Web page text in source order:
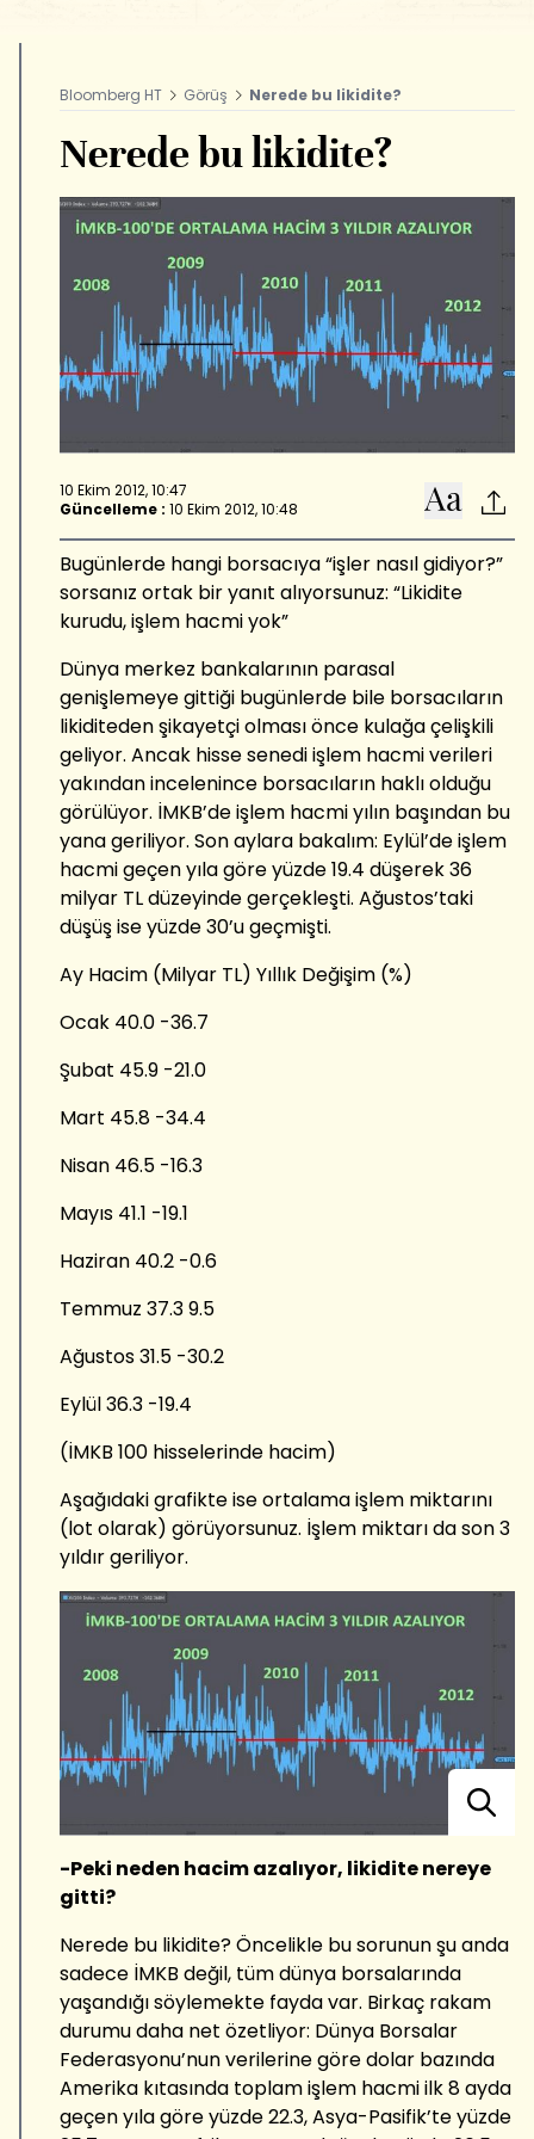
Bloomberg HT Görüş Nerede bu likidite?
Nerede bu likidite?
10 Ekim 2012, 10:47
Güncelleme : 10 Ekim 2012, 10:48
Bugünlerde hangi borsacıya “işler nasıl gidiyor?”
sorsanız ortak bir yanıt alıyorsunuz: “Likidite
kurudu, işlem hacmi yok”
Dünya merkez bankalarının parasal
genişlemeye gittiği bugünlerde bile borsacıların
likiditeden şikayetçi olması önce kulağa çelişkili
geliyor. Ancak hisse senedi işlem hacmi verileri
yakından incelenince borsacıların haklı olduğu
görülüyor. İMKB’de işlem hacmi yılın başından bu
yana geriliyor. Son aylara bakalım: Eylül’de işlem
hacmi geçen yıla göre yüzde 19.4 düşerek 36
milyar TL düzeyinde gerçekleşti. Ağustos’taki
düşüş ise yüzde 30’u geçmişti.
Ay Hacim (Milyar TL) Yıllık Değişim (%)
Ocak 40.0 -36.7
Şubat 45.9 -21.0
Mart 45.8 -34.4
Nisan 46.5 -16.3
Mayıs 41.1 -19.1
Haziran 40.2 -0.6
Temmuz 37.3 9.5
Ağustos 31.5 -30.2
Eylül 36.3 -19.4
(İMKB 100 hisselerinde hacim)
Aşağıdaki grafikte ise ortalama işlem miktarını
(lot olarak) görüyorsunuz. İşlem miktarı da son 3
yıldır geriliyor.
-Peki neden hacim azalıyor, likidite nereye
gitti?
Nerede bu likidite? Öncelikle bu sorunun şu anda
sadece İMKB değil, tüm dünya borsalarında
yaşandığı söylemekte fayda var. Birkaç rakam
durumu daha net özetliyor: Dünya Borsalar
Federasyonu’nun verilerine göre dolar bazında
Amerika kıtasında toplam işlem hacmi ilk 8 ayda
geçen yıla göre yüzde 22.3, Asya-Pasifik’te yüzde